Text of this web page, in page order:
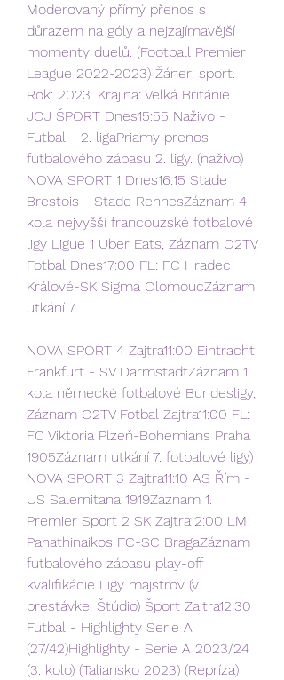
Moderovaný přímý přenos s
důrazem na góly a nejzajímavější
momenty duelů. (Football Premier
League 2022-2023) Žáner: sport.
Rok: 2023. Krajina: Velká Británie.
JOJ ŠPORT Dnes15:55 Naživo -
Futbal - 2. ligaPriamy prenos
futbalového zápasu 2. ligy. (naživo)
NOVA SPORT 1 Dnes16:15 Stade
Brestois - Stade RennesZáznam 4.
kola nejvyšší francouzské fotbalové
ligy Ligue 1 Uber Eats, Záznam O2TV
Fotbal Dnes17:00 FL: FC Hradec
Králové-SK Sigma OlomoucZáznam
utkání 7.
NOVA SPORT 4 Zajtra11:00 Eintracht
Frankfurt - SV DarmstadtZáznam 1.
kola německé fotbalové Bundesligy,
Záznam O2TV Fotbal Zajtra11:00 FL:
FC Viktoria Plzeň-Bohemians Praha
1905Záznam utkání 7. fotbalové ligy)
NOVA SPORT 3 Zajtra11:10 AS Řím -
US Salernitana 1919Záznam 1.
Premier Sport 2 SK Zajtra12:00 LM:
Panathinaikos FC-SC BragaZáznam
futbalového zápasu play-off
kvalifikácie Ligy majstrov (v
prestávke: Štúdio) Šport Zajtra12:30
Futbal - Highlighty Serie A
(27/42)Highlighty - Serie A 2023/24
(3. kolo) (Taliansko 2023) (Repríza)